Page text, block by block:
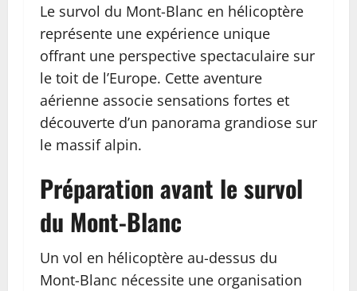
Le survol du Mont-Blanc en hélicoptère
représente une expérience unique
offrant une perspective spectaculaire sur
le toit de l’Europe. Cette aventure
aérienne associe sensations fortes et
découverte d’un panorama grandiose sur
le massif alpin.
Préparation avant le survol
du Mont-Blanc
Un vol en hélicoptère au-dessus du
Mont-Blanc nécessite une organisation